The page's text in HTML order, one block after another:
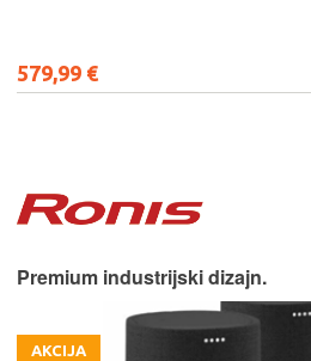
579,99 €
Premium industrijski dizajn.
AKCIJA